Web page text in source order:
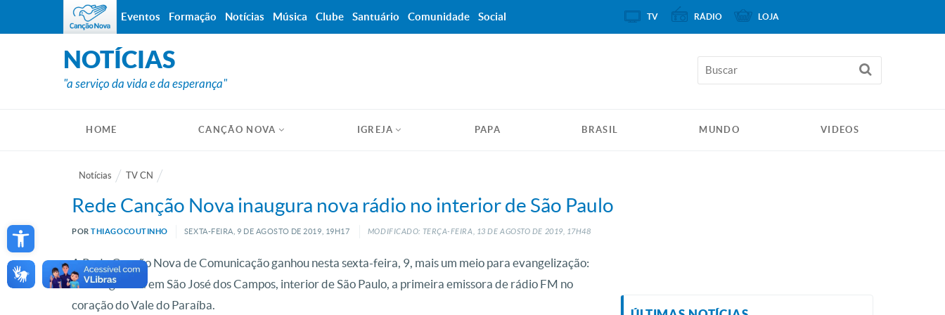
Open toolbar
NOTÍCIAS
"a serviço da vida e da esperança"
HOME CANÇÃO NOVA IGREJA PAPA BRASIL MUNDO VIDEOS
Notícias TV CN
Rede Canção Nova inaugura nova rádio no interior de São Paulo
PORTHIAGOCOUTINHO SEXTA-FEIRA, 9 DE AGOSTO DE 2019, 19H17 MODIFICADO: TERÇA-FEIRA, 13 DE AGOSTO DE 2019, 17H48
A Rede Canção Nova de Comunicação ganhou nesta sexta-feira, 9, mais um meio para evangelização:
foi inaugurada em São José dos Campos, interior de São Paulo, a primeira emissora de rádio FM no
coração do Vale do Paraíba.
Eventos Formação Notícias Música Clube Santuário Comunidade Social TV RÁDIO LOJA